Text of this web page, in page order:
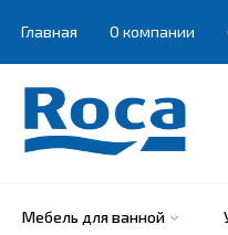
Главная О компании
Мебель для ванной